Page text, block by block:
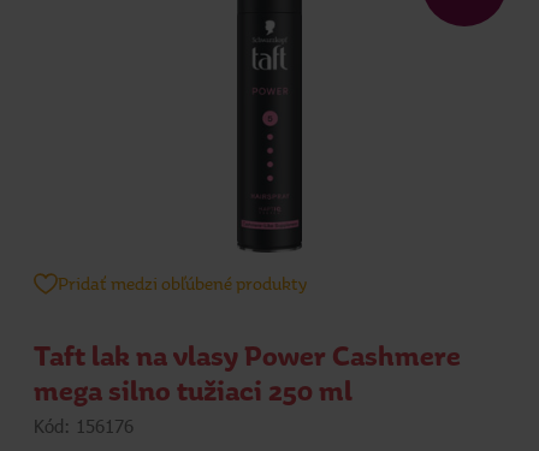
Pridať medzi obľúbené produkty
Taft lak na vlasy Power Cashmere
mega silno tužiaci 250 ml
Kód: 156176